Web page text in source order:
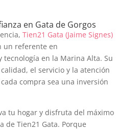
en Gata de Gorgos
Tien21 Gata (Jaime Signes)
un referente en
tecnología en la Marina Alta. Su
el servicio y la atención
compra sea una inversión
tu hogar y disfruta del máximo
de Tien21 Gata. Porque